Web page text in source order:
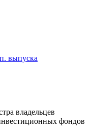
выпуска
владельцев
фондов